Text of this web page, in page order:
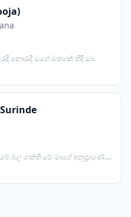
නොරැදි මගේ මතකේ හිදී ඔබ
බල ශක්ති වේ මාගේ අනුප්‍රාණේ....